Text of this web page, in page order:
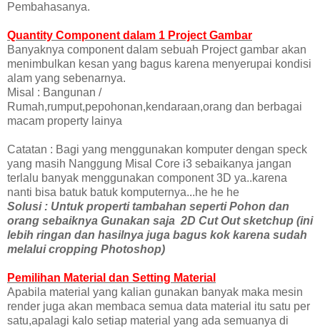
Pembahasanya.
Quantity Component dalam 1 Project Gambar
Banyaknya component dalam sebuah Project gambar akan
menimbulkan kesan yang bagus karena menyerupai kondisi
alam yang sebenarnya.
Misal : Bangunan /
Rumah,rumput,pepohonan,kendaraan,orang dan berbagai
macam property lainya
Catatan : Bagi yang menggunakan komputer dengan speck
yang masih Nanggung Misal Core i3 sebaikanya jangan
terlalu banyak menggunakan component 3D ya..karena
nanti bisa batuk batuk komputernya...he he he
Solusi : Untuk properti tambahan seperti Pohon dan
orang sebaiknya Gunakan saja 2D Cut Out sketchup (ini
lebih ringan dan hasilnya juga bagus kok karena sudah
melalui cropping Photoshop)
Pemilihan Material dan Setting Material
Apabila material yang kalian gunakan banyak maka mesin
render juga akan membaca semua data material itu satu per
satu,apalagi kalo setiap material yang ada semuanya di